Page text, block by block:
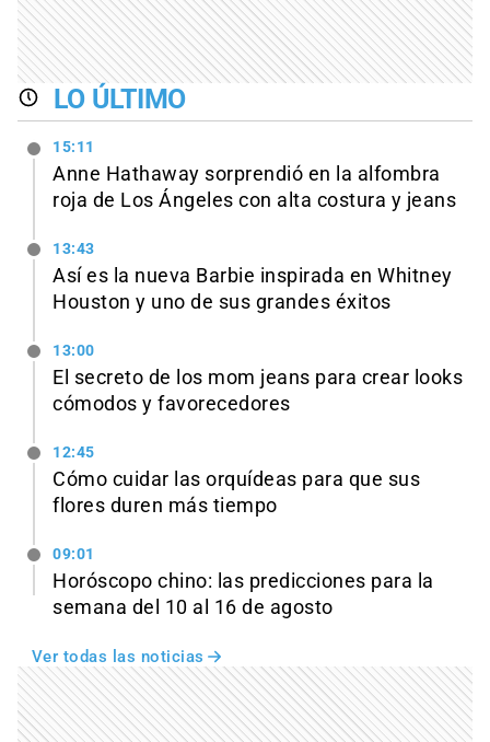
LO ÚLTIMO
15:11
Anne Hathaway sorprendió en la alfombra
roja de Los Ángeles con alta costura y jeans
13:43
Así es la nueva Barbie inspirada en Whitney
Houston y uno de sus grandes éxitos
13:00
El secreto de los mom jeans para crear looks
cómodos y favorecedores
12:45
Cómo cuidar las orquídeas para que sus
flores duren más tiempo
09:01
Horóscopo chino: las predicciones para la
semana del 10 al 16 de agosto
Ver todas las noticias